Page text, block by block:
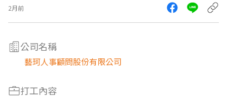
2月前
公司名稱
藝珂人事顧問股份有限公司
打工內容